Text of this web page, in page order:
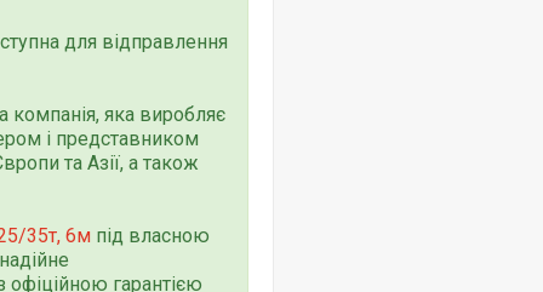
для відправлення
компанія, яка виробляє
і представником
та Азії, а також
35т, 6м під власною
гарантією